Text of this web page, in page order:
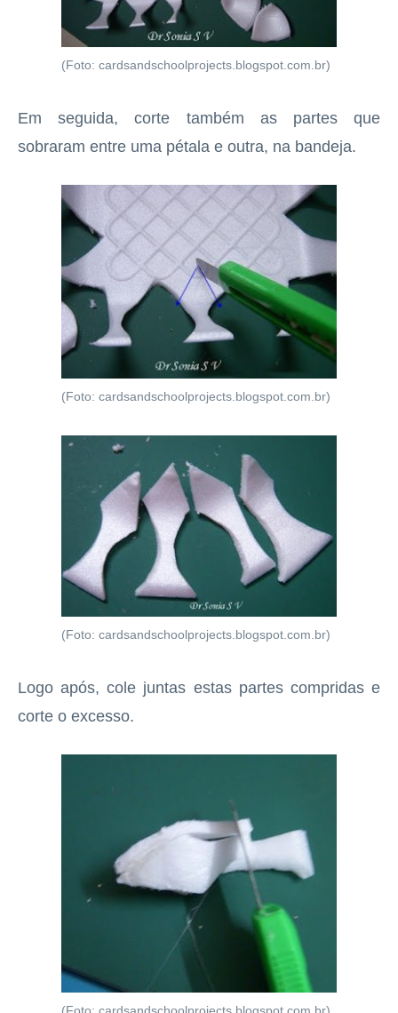
(Foto: cardsandschoolprojects.blogspot.com.br)
Em seguida, corte também as partes que
sobraram entre uma pétala e outra, na bandeja.
(Foto: cardsandschoolprojects.blogspot.com.br)
(Foto: cardsandschoolprojects.blogspot.com.br)
Logo após, cole juntas estas partes compridas e
corte o excesso.